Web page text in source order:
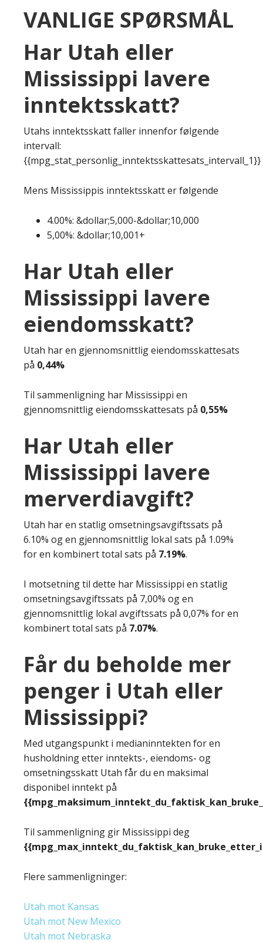
VANLIGE SPØRSMÅL
Har Utah eller
Mississippi lavere
inntektsskatt?
Utahs inntektsskatt faller innenfor følgende
intervall:
{{mpg_stat_personlig_inntektsskattesats_intervall_1}}
Mens Mississippis inntektsskatt er følgende
4.00%: &dollar;5,000-&dollar;10,000
5,00%: &dollar;10,001+
Har Utah eller
Mississippi lavere
eiendomsskatt?
Utah har en gjennomsnittlig eiendomsskattesats
på 0,44%
Til sammenligning har Mississippi en
gjennomsnittlig eiendomsskattesats på 0,55%
Har Utah eller
Mississippi lavere
merverdiavgift?
Utah har en statlig omsetningsavgiftssats på
6.10% og en gjennomsnittlig lokal sats på 1.09%
for en kombinert total sats på 7.19%.
I motsetning til dette har Mississippi en statlig
omsetningsavgiftssats på 7,00% og en
gjennomsnittlig lokal avgiftssats på 0,07% for en
kombinert total sats på 7.07%.
Får du beholde mer
penger i Utah eller
Mississippi?
Med utgangspunkt i medianinntekten for en
husholdning etter inntekts-, eiendoms- og
omsetningsskatt Utah får du en maksimal
disponibel inntekt på
Til sammenligning gir Mississippi deg
Flere sammenligninger:
Utah mot Kansas
Utah mot New Mexico
Utah mot Nebraska